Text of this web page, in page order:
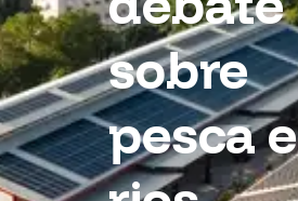
sobre
pesca e